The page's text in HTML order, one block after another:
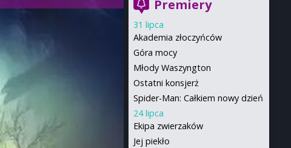
Premiery
31 lipca
Akademia złoczyńców
Góra mocy
Młody Waszyngton
Ostatni konsjerż
Spider-Man: Całkiem nowy dzień
24 lipca
Ekipa zwierzaków
Jej piekło